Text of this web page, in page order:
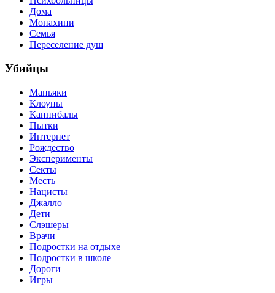
Дома
Монахини
Семья
Переселение душ
Убийцы
Маньяки
Клоуны
Каннибалы
Пытки
Интернет
Рождество
Эксперименты
Секты
Месть
Нацисты
Джалло
Дети
Слэшеры
Врачи
Подростки на отдыхе
Подростки в школе
Дороги
Игры